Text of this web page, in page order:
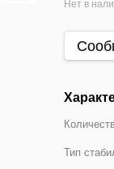
Нет в
Тип